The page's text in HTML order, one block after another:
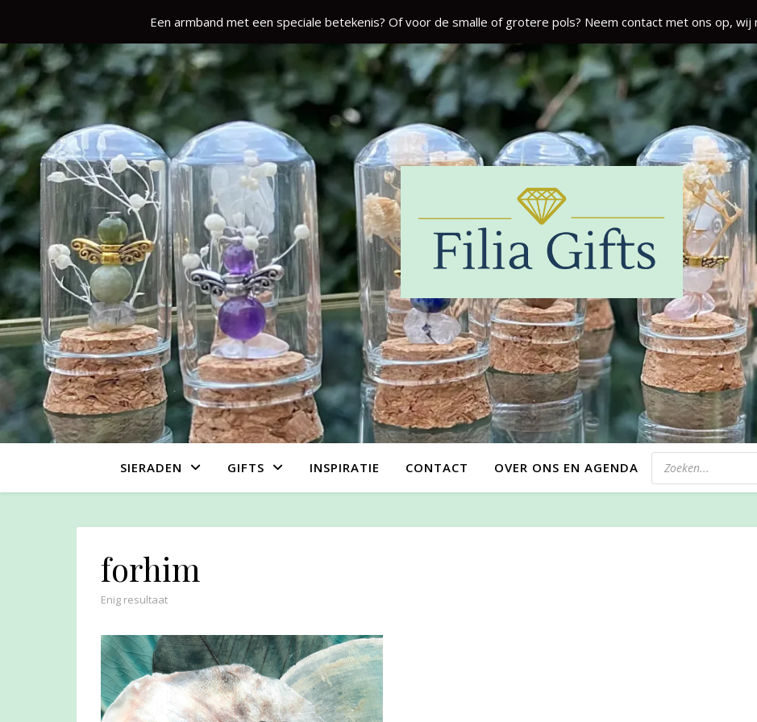
Een armband met een speciale betekenis? Of voor de smalle of grotere pols? Neem contact met ons op, wij
SIERADEN GIFTS INSPIRATIE CONTACT OVER ONS EN AGENDA
forhim
Enig resultaat